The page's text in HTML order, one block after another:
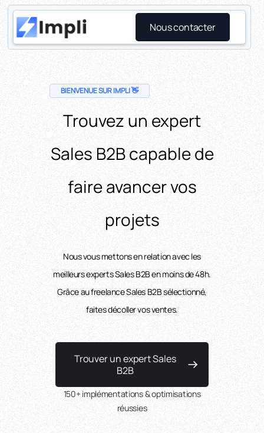
Nous contacter
BIENVENUE SUR IMPLI 👋
Trouvez un expert
Sales B2B capable de
faire avancer vos
projets
Nous vous mettons en relation avec les
meilleurs experts Sales B2B en moins de 48h.
Grâce au freelance Sales B2B sélectionné,
faites décoller vos ventes.
Trouver un expert Sales
B2B
150+ implémentations & optimisations
réussies